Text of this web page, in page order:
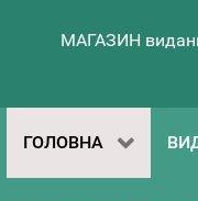
МАГАЗИН
ГОЛОВНА